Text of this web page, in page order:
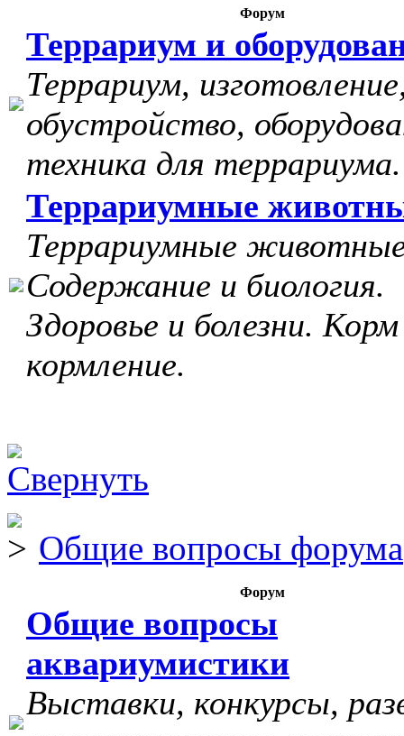
Форум
Террариум и
Террариум,
обустройство,
техника для террариума.
Террариумные
Террариумные
Содержание и биология.
Здоровье и болезни.
кормление.
Общие вопросы форума
Форум
Общие вопросы
аквариумистики
Выставки, конкурсы,